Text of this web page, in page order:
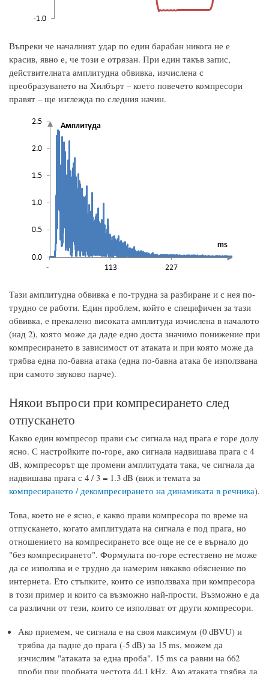
Въпреки че началният удар по един барабан никога не е
красив, явно е, че този е отрязан. При един такъв запис,
действителната амплитудна обвивка, изчислена с
преобразуването на Хилбърт – което повечето компресори
правят – ще изглежда по следния начин.
Тази амплитудна обвивка е по-трудна за разбиране и с нея по-
трудно се работи. Един проблем, който е специфичен за тази
обвивка, е прекалено високата амплитуда изчислена в началото
(над 2), която може да даде едно доста значимо понижение при
компресирането в зависимост от атаката и при която може да
трябва една по-бавна атака (една по-бавна атака бе използвана
при самото звуково парче).
Някои въпроси при компресирането след
отпускането
Какво един компресор прави със сигнала над прага е горе долу
ясно. С настройките по-горе, ако сигнала надвишава прага с 4
dB, компресорът ще промени амплитудата така, че сигнала да
надвишава прага с 4 / 3 = 1.3 dB (виж и темата за
компресирането / декомпресирането на динамиката в речника).
Това, което не е ясно, е какво прави компресора по време на
отпускането, когато амплитудата на сигнала е под прага, но
отношението на компресирането все още не се е върнало до
"без компресирането". Формулата по-горе естествено не може
да се използва и е трудно да намерим някакво обяснение по
интернета. Ето стъпките, които се използваха при компресора
в този пример и които са възможно най-прости. Възможно е да
са различни от тези, които се използват от други компресори.
Ако приемем, че сигнала е на своя максимум (0 dBVU) и
трябва да падне до прага (-5 dB) за 15 ms, можем да
изчислим "атаката за една проба". 15 ms са равни на 662
проби при пробната честота 44.1 kHz. Ако атаката трябва да